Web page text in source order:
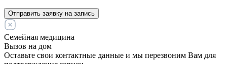
Отправить заявку на запись
Семейная медицина
Вызов на дом
Оставьте свои контактные данные и мы перезвоним Вам для